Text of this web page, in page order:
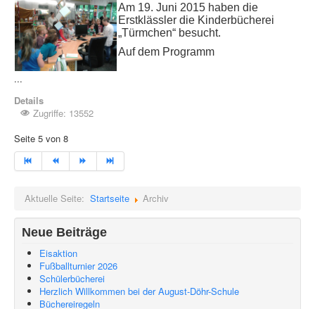
Am 19. Juni 2015 haben die
Erstklässler die Kinderbücherei
„Türmchen“ besucht.
Auf dem Programm
...
Details
Zugriffe: 13552
Seite 5 von 8
Aktuelle Seite: Startseite Archiv
Neue Beiträge
Eisaktion
Fußballturnier 2026
Schülerbücherei
Herzlich Willkommen bei der August-Döhr-Schule
Büchereiregeln